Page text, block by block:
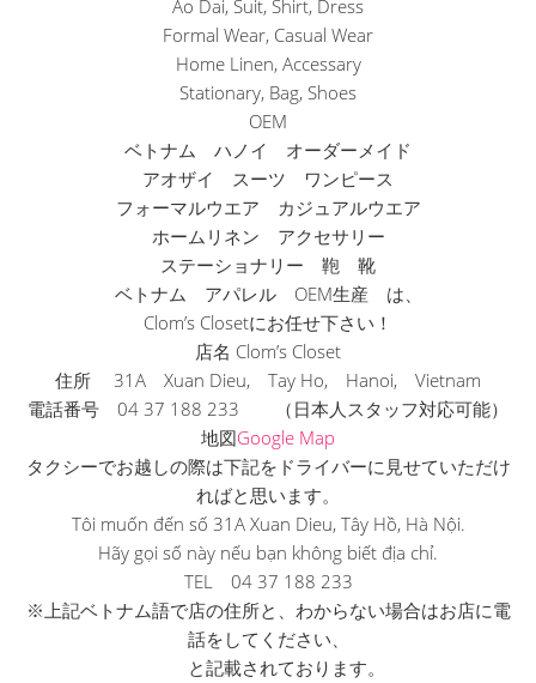
Ao Dai, Suit, Shirt, Dress
Formal Wear, Casual Wear
Home Linen, Accessary
Stationary, Bag, Shoes
OEM
ベトナム ハノイ オーダーメイド
アオザイ スーツ ワンピース
フォーマルウエア カジュアルウエア
ホームリネン アクセサリー
ステーショナリー 鞄 靴
ベトナム アパレル OEM生産 は、
Clom’s Closetにお任せ下さい！
店名 Clom’s Closet
住所 31A Xuan Dieu, Tay Ho, Hanoi, Vietnam
電話番号 04 37 188 233 （日本人スタッフ対応可能）
地図Google Map
タクシーでお越しの際は下記をドライバーに見せていただけ
ればと思います。
Tôi muốn đến số 31A Xuan Dieu, Tây Hồ, Hà Nội.
Hãy gọi số này nếu bạn không biết địa chỉ.
TEL 04 37 188 233
※上記ベトナム語で店の住所と、 わからない場合はお店に電
話をしてください、
と記載されております。